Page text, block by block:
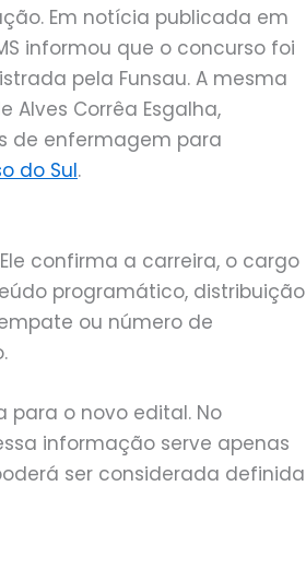
Em notícia publicada em
informou que o concurso foi
pela Funsau. A mesma
Corrêa Esgalha,
de enfermagem para
do Sul.
confirma a carreira, o cargo
programático, distribuição
ou número de
o novo edital. No
informação serve apenas
ser considerada definida